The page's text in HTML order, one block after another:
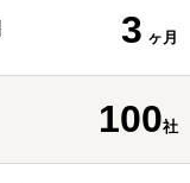
3 ヶ月
100社